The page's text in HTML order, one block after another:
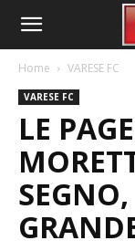
Home VARESE FC
VARESE FC
LE